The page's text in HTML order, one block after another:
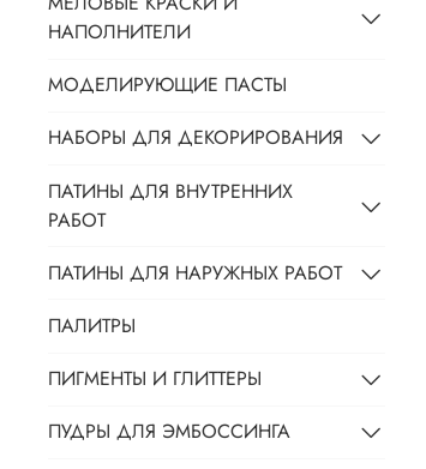
НАПОЛНИТЕЛИ
МОДЕЛИРУЮЩИЕ ПАСТЫ
НАБОРЫ ДЛЯ ДЕКОРИРОВАНИЯ
ПАТИНЫ ДЛЯ ВНУТРЕННИХ
РАБОТ
ПАТИНЫ ДЛЯ НАРУЖНЫХ РАБОТ
ПАЛИТРЫ
ПИГМЕНТЫ И ГЛИТТЕРЫ
ПУДРЫ ДЛЯ ЭМБОССИНГА